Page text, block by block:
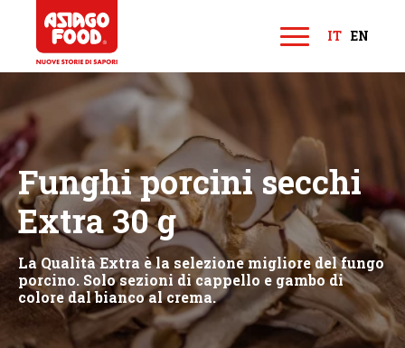
M
n
IT EN
Funghi porcini secchi
Extra 30 g
La Qualità Extra è la selezione migliore del fungo
porcino. Solo sezioni di cappello e gambo di
colore dal bianco al crema.